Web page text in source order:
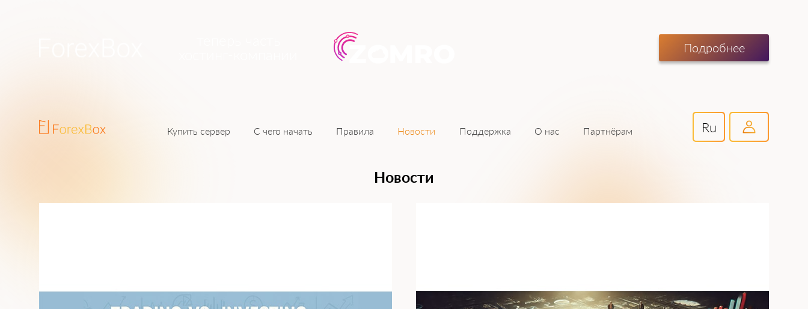
Подробнее
Купить сервер С чего начать Правила Новости Поддержка О нас Партнёрам Ru
Новости